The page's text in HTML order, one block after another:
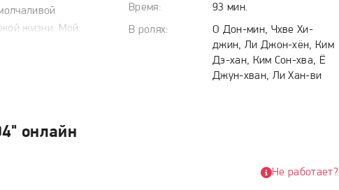
жизни. Мой
кто перестал
в сердце
память о
в
к разгадке
Время:
93 мин.
В ролях:
О Дон-мин, Чхве Хи-
джин, Ли Джон-хён, Ким
Дэ-хан, Ким Сон-хва, Ё
Джун-хван, Ли Хан-ви
онлайн
Не работает?